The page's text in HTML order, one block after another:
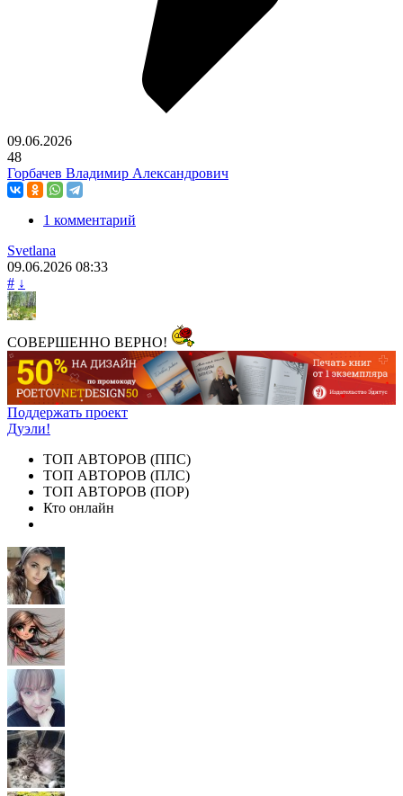
09.06.2026
48
Горбачев Владимир Александрович
1 комментарий
Svetlana
09.06.2026 08:33
# ↓
СОВЕРШЕННО ВЕРНО!
Поддержать проект
Дуэли!
ТОП АВТОРОВ (ППС)
ТОП АВТОРОВ (ПЛС)
ТОП АВТОРОВ (ПОР)
Кто онлайн